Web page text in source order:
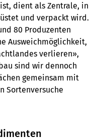
dient als Zentrale, in
und verpackt wird.
80 Produzenten
Ausweichmöglichkeit,
verlieren»,
sind wir dennoch
gemeinsam mit
Sortenversuche